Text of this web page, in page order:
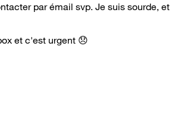
par émail svp. Je suis sourde, et
et c'est urgent 😞